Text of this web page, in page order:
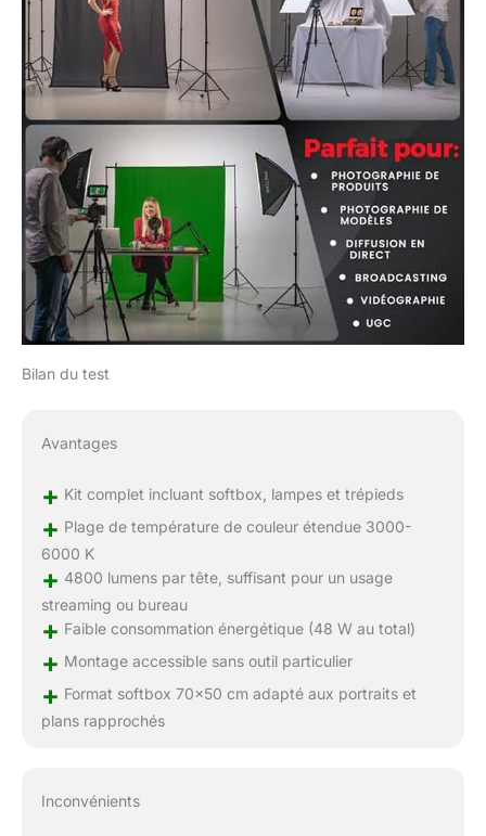
Bilan du test
Avantages
+ Kit complet incluant softbox, lampes et trépieds
+ Plage de température de couleur étendue 3000-
6000 K
+ 4800 lumens par tête, suffisant pour un usage
streaming ou bureau
+ Faible consommation énergétique (48 W au total)
+ Montage accessible sans outil particulier
+ Format softbox 70×50 cm adapté aux portraits et
plans rapprochés
Inconvénients